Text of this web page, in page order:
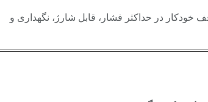
خودکار در حداکثر فشار، قابل شارژ، نگهداری و